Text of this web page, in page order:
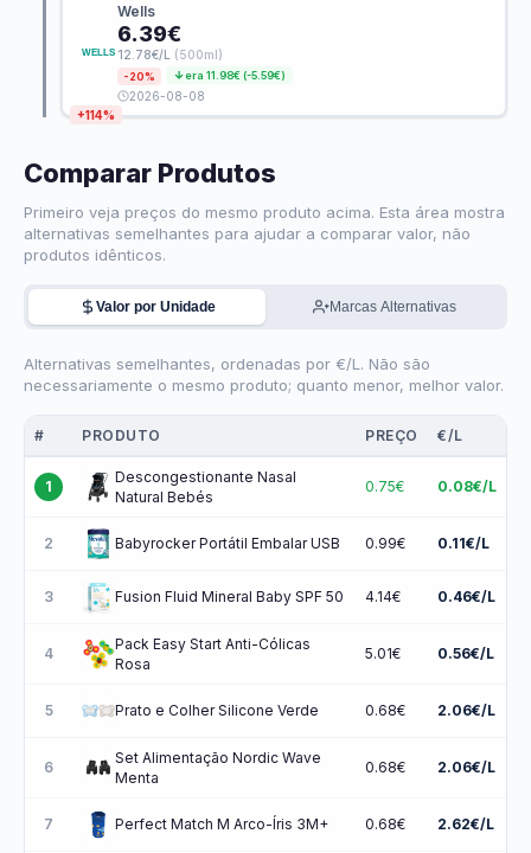
Wells
6.39€
12.78€/L (500ml)
-20% era 11.98€ (-5.59€)
2026-08-08
+114%
Comparar Produtos
Primeiro veja preços do mesmo produto acima. Esta área mostra
alternativas semelhantes para ajudar a comparar valor, não
produtos idênticos.
Valor por Unidade Marcas Alternativas
Alternativas semelhantes, ordenadas por €/L. Não são
necessariamente o mesmo produto; quanto menor, melhor valor.
# PRODUTO PREÇO €/L
1
Descongestionante Nasal
Natural Bebés
0.75€ 0.08€/L
2 Babyrocker Portátil Embalar USB 0.99€ 0.11€/L
3 Fusion Fluid Mineral Baby SPF 50 4.14€ 0.46€/L
4
Pack Easy Start Anti-Cólicas
Rosa
5.01€ 0.56€/L
5 Prato e Colher Silicone Verde 0.68€ 2.06€/L
6
Set Alimentação Nordic Wave
Menta
0.68€ 2.06€/L
7 Perfect Match M Arco-Íris 3M+ 0.68€ 2.62€/L